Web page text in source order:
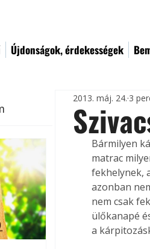
Újdonságok, érdekességek
2013. máj. 24. 3
Bármilyen
matrac
fekhelynek,
azonban
nem csak
ülőkanapé
a